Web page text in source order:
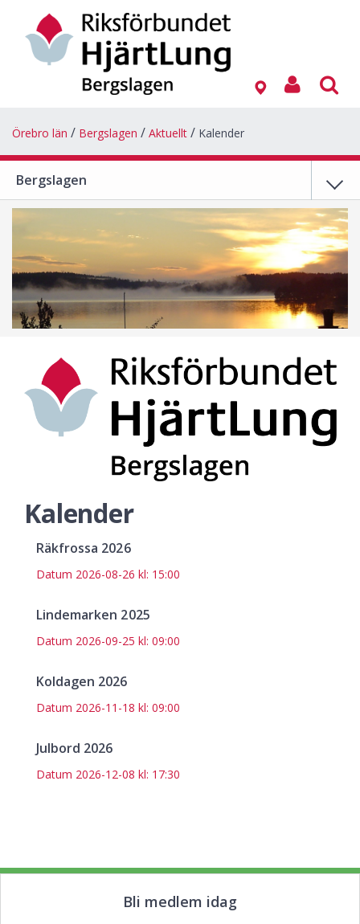
Örebro län Bergslagen Aktuellt Kalender
Bergslagen
Kalender
Räkfrossa 2026
Datum 2026-08-26 kl: 15:00
Lindemarken 2025
Datum 2026-09-25 kl: 09:00
Koldagen 2026
Datum 2026-11-18 kl: 09:00
Julbord 2026
Datum 2026-12-08 kl: 17:30
Bli medlem idag